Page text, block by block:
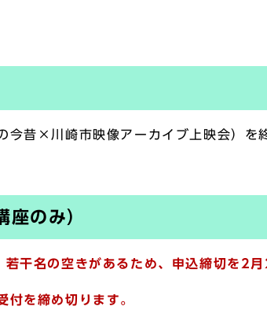
今昔×川崎市映像アーカイブ上映会）を
座のみ）
若干名の空きがあるため、申込締切を2
を締め切ります。